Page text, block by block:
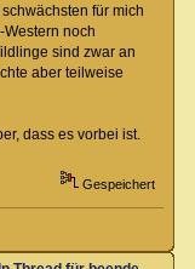
für mich
noch
sind zwar an
aber teilweise
dass es vorbei ist.
Gespeichert